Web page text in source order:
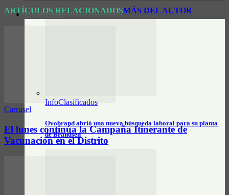
CLASIFICADOS
InfoClasificados
Ovobrand abrió una nueva búsqueda laboral para su planta
de Brandsen
ARTÍCULOS RELACIONADOSMÁS DEL AUTOR
Carrusel
El lunes continúa la Campaña Itinerante de
Vacunación en el Distrito